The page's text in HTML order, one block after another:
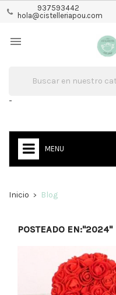
937593442
hola@cistelleriapou.com

-
MENU
Inicio Blog
POSTEADO EN:"2024"